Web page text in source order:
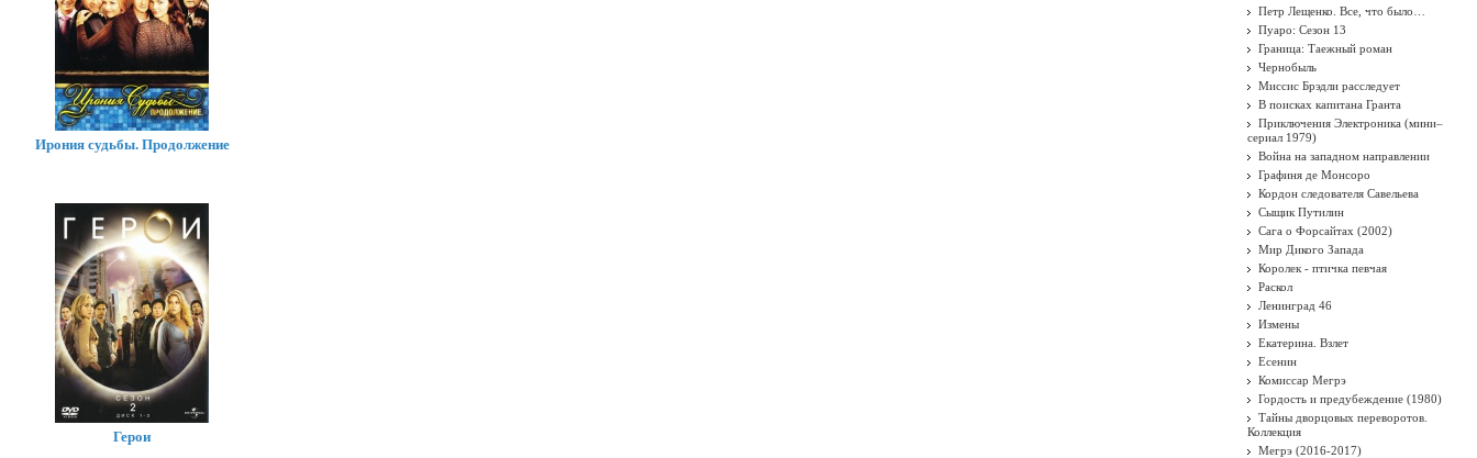
Ирония судьбы. Продолжение
Герои
Петр Лещенко. Все, что было…
Пуаро: Сезон 13
Граница: Таежный роман
Чернобыль
Миссис Брэдли расследует
В поисках капитана Гранта
Приключения Электроника (мини–
сериал 1979)
Война на западном направлении
Графиня де Монсоро
Кордон следователя Савельева
Сыщик Путилин
Сага о Форсайтах (2002)
Мир Дикого Запада
Королек - птичка певчая
Раскол
Ленинград 46
Измены
Екатерина. Взлет
Есенин
Комиссар Мегрэ
Гордость и предубеждение (1980)
Тайны дворцовых переворотов.
Коллекция
Мегрэ (2016-2017)